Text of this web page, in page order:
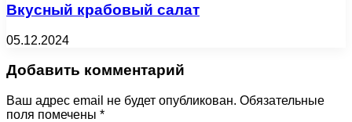
Вкусный крабовый салат
05.12.2024
Добавить комментарий
Ваш адрес email не будет опубликован. Обязательные
поля помечены *